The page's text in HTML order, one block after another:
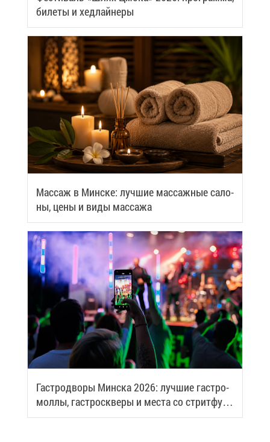
би­ле­ты и хед­лай­не­ры
Мас­саж в Мин­ске: луч­шие мас­саж­ные са­ло­
ны, це­ны и ви­ды мас­са­жа
Га­стро­дво­ры Мин­ска 2026: луч­шие га­стро­
мол­лы, га­стро­скве­ры и ме­ста со стрит­фу­
дом